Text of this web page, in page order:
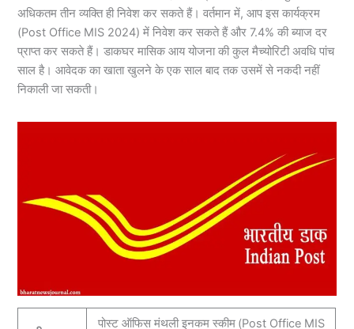
अधिकतम तीन व्यक्ति ही निवेश कर सकते हैं। वर्तमान में, आप इस कार्यक्रम
(Post Office MIS 2024) में निवेश कर सकते हैं और 7.4% की ब्याज दर
प्राप्त कर सकते हैं। डाकघर मासिक आय योजना की कुल मैच्योरिटी अवधि पांच
साल है। आवेदक का खाता खुलने के एक साल बाद तक उसमें से नकदी नहीं
निकाली जा सकती।
पोस्ट ऑफिस मंथली इनकम स्कीम (Post Office MIS